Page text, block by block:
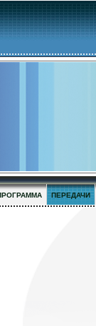
ПЕРЕДАЧИ